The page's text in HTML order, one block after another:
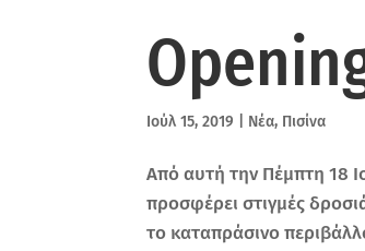
Ιούλ 15, 2019 Νέα, Πισίνα
Από αυτή την Πέμπτη 18
προσφέρει στιγμές
το καταπράσινο